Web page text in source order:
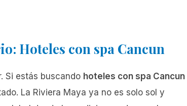
Hoteles con spa Cancun
Si estás buscando hoteles con spa Cancun
La Riviera Maya ya no es solo sol y